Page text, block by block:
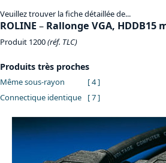
Veuillez trouver la fiche détaillée de...
ROLINE– Rallonge VGA, HDDB15
Produit 1200(réf. TLC)
Produits très proches
Même sous-rayon
[ 4 ]
Connectique identique
[ 7 ]